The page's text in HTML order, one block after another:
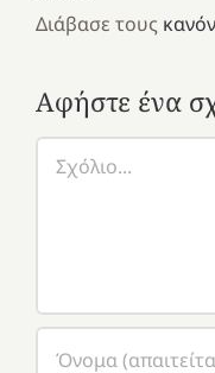
Διάβασε τους
Αφήστε ένα